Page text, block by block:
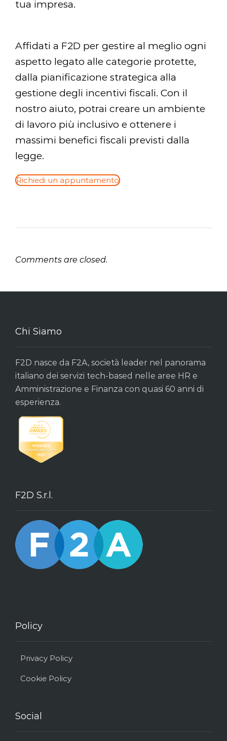
tua impresa.
Affidati a F2D per gestire al meglio ogni
aspetto legato alle categorie protette,
dalla pianificazione strategica alla
gestione degli incentivi fiscali. Con il
nostro aiuto, potrai creare un ambiente
di lavoro più inclusivo e ottenere i
massimi benefici fiscali previsti dalla
legge.
Richiedi un appuntamento
Comments are closed.
Chi Siamo
F2D nasce da F2A, società leader nel panorama
italiano dei servizi tech-based nelle aree HR e
Amministrazione e Finanza con quasi 60 anni di
esperienza.
F2D S.r.l.
Policy
Privacy Policy
Cookie Policy
Social